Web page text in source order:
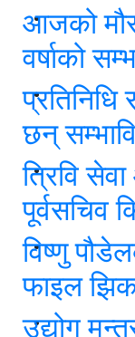
आजको
वर्षाको
छन्
त्रिवि
पूर्वसचिव
विष्णु
फाइल
उद्योग